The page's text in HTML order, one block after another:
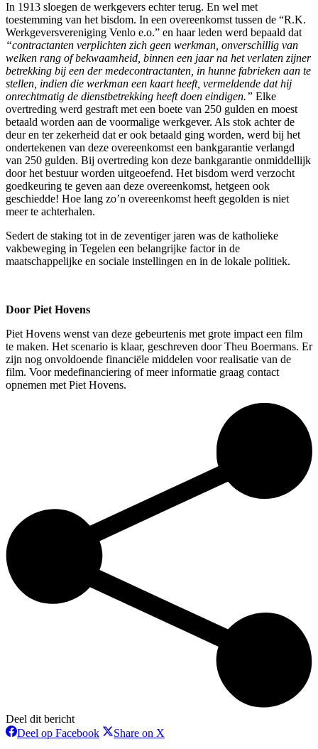
In 1913 sloegen de werkgevers echter terug. En wel met
toestemming van het bisdom. In een overeenkomst tussen de “R.K.
Werkgeversvereniging Venlo e.o.” en haar leden werd bepaald dat
“contractanten verplichten zich geen werkman, onverschillig van
welken rang of bekwaamheid, binnen een jaar na het verlaten zijner
betrekking bij een der medecontractanten, in hunne fabrieken aan te
stellen, indien die werkman een kaart heeft, vermeldende dat hij
onrechtmatig de dienstbetrekking heeft doen eindigen.” Elke
overtreding werd gestraft met een boete van 250 gulden en moest
betaald worden aan de voormalige werkgever. Als stok achter de
deur en ter zekerheid dat er ook betaald ging worden, werd bij het
ondertekenen van deze overeenkomst een bankgarantie verlangd
van 250 gulden. Bij overtreding kon deze bankgarantie onmiddellijk
door het bestuur worden uitgeoefend. Het bisdom werd verzocht
goedkeuring te geven aan deze overeenkomst, hetgeen ook
geschiedde! Hoe lang zo’n overeenkomst heeft gegolden is niet
meer te achterhalen.
Sedert de staking tot in de zeventiger jaren was de katholieke
vakbeweging in Tegelen een belangrijke factor in de
maatschappelijke en sociale instellingen en in de lokale politiek.
Door Piet Hovens
Piet Hovens wenst van deze gebeurtenis met grote impact een film
te maken. Het scenario is klaar, geschreven door Theu Boermans. Er
zijn nog onvoldoende financiële middelen voor realisatie van de
film. Voor medefinanciering of meer informatie graag contact
opnemen met Piet Hovens.
Deel dit bericht
Deel op FacebookDeelShare on X